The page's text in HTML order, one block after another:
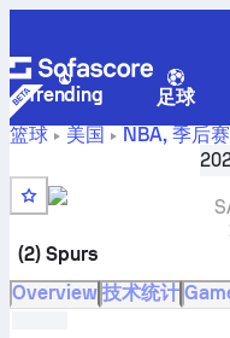
Trending 足球
篮球
美国 NBA, 季后赛
明尼苏达森林狼 对阵
录、赛程、预测和统计数据
(2) Spurs
Overview 技术统计